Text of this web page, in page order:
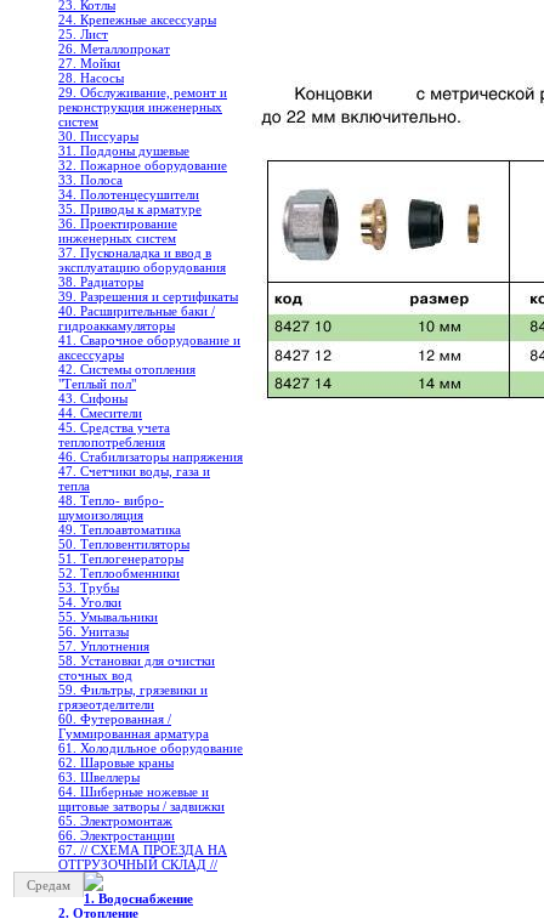
23. Котлы
24. Крепежные аксессуары
25. Лист
26. Металлопрокат
27. Мойки
28. Насосы
29. Обслуживание, ремонт и
реконструкция инженерных
систем
30. Писсуары
31. Поддоны душевые
32. Пожарное оборудование
33. Полоса
34. Полотенцесушители
35. Приводы к арматуре
36. Проектирование
инженерных систем
37. Пусконаладка и ввод в
эксплуатацию оборудования
38. Радиаторы
39. Разрешения и сертификаты
40. Расширительные баки /
гидроаккамуляторы
41. Сварочное оборудование и
аксессуары
42. Системы отопления
"Теплый пол"
43. Сифоны
44. Смесители
45. Средства учета
теплопотребления
46. Стабилизаторы напряжения
47. Счетчики воды, газа и
тепла
48. Тепло- вибро-
шумоизоляция
49. Теплоавтоматика
50. Тепловентиляторы
51. Теплогенераторы
52. Теплообменники
53. Трубы
54. Уголки
55. Умывальники
56. Унитазы
57. Уплотнения
58. Установки для очистки
сточных вод
59. Фильтры, грязевики и
грязеотделители
60. Футерованная /
Гуммированная арматура
61. Холодильное oборудование
62. Шаровые краны
63. Швеллеры
64. Шиберные ножевые и
щитовые затворы / задвижки
65. Электромонтаж
66. Электростанции
67. // СХЕМА ПРОЕЗДА НА
ОТГРУЗОЧНЫЙ СКЛАД //
Средам
1. Водоснабжение
2. Отопление